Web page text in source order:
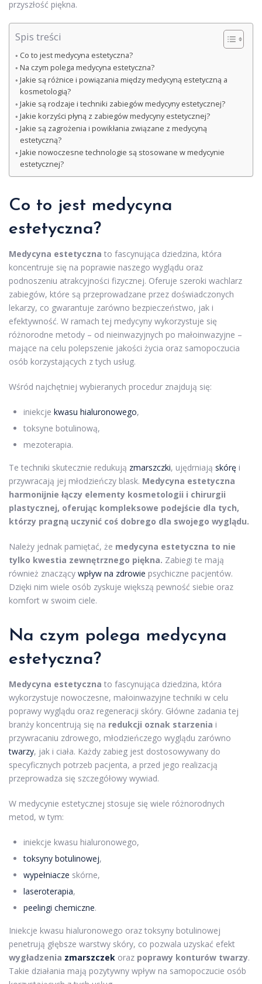
przyszłość piękna.
Spis treści
Co to jest medycyna estetyczna?
Na czym polega medycyna estetyczna?
Jakie są różnice i powiązania między medycyną estetyczną a
kosmetologią?
Jakie są rodzaje i techniki zabiegów medycyny estetycznej?
Jakie korzyści płyną z zabiegów medycyny estetycznej?
Jakie są zagrożenia i powikłania związane z medycyną
estetyczną?
Jakie nowoczesne technologie są stosowane w medycynie
estetycznej?
Co to jest medycyna
estetyczna?
Medycyna estetyczna to fascynująca dziedzina, która
koncentruje się na poprawie naszego wyglądu oraz
podnoszeniu atrakcyjności fizycznej. Oferuje szeroki wachlarz
zabiegów, które są przeprowadzane przez doświadczonych
lekarzy, co gwarantuje zarówno bezpieczeństwo, jak i
efektywność. W ramach tej medycyny wykorzystuje się
różnorodne metody – od nieinwazyjnych po małoinwazyjne –
mające na celu polepszenie jakości życia oraz samopoczucia
osób korzystających z tych usług.
Wśród najchętniej wybieranych procedur znajdują się:
iniekcje kwasu hialuronowego,
toksyne botulinową,
mezoterapia.
Te techniki skutecznie redukują zmarszczki, ujędrniają skórę i
przywracają jej młodzieńczy blask. Medycyna estetyczna
harmonijnie łączy elementy kosmetologii i chirurgii
plastycznej, oferując kompleksowe podejście dla tych,
którzy pragną uczynić coś dobrego dla swojego wyglądu.
Należy jednak pamiętać, że medycyna estetyczna to nie
tylko kwestia zewnętrznego piękna. Zabiegi te mają
również znaczący wpływ na zdrowie psychiczne pacjentów.
Dzięki nim wiele osób zyskuje większą pewność siebie oraz
komfort w swoim ciele.
Na czym polega medycyna
estetyczna?
Medycyna estetyczna to fascynująca dziedzina, która
wykorzystuje nowoczesne, małoinwazyjne techniki w celu
poprawy wyglądu oraz regeneracji skóry. Główne zadania tej
branży koncentrują się na redukcji oznak starzenia i
przywracaniu zdrowego, młodzieńczego wyglądu zarówno
twarzy, jak i ciała. Każdy zabieg jest dostosowywany do
specyficznych potrzeb pacjenta, a przed jego realizacją
przeprowadza się szczegółowy wywiad.
W medycynie estetycznej stosuje się wiele różnorodnych
metod, w tym:
iniekcje kwasu hialuronowego,
toksyny botulinowej,
wypełniacze skórne,
laseroterapia,
peelingi chemiczne.
Iniekcje kwasu hialuronowego oraz toksyny botulinowej
penetrują głębsze warstwy skóry, co pozwala uzyskać efekt
wygładzenia zmarszczek oraz poprawy konturów twarzy.
Takie działania mają pozytywny wpływ na samopoczucie osób